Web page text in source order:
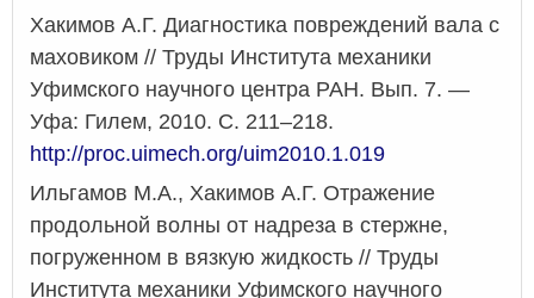
Хакимов А.Г. Диагностика повреждений вала с
маховиком // Труды Института механики
Уфимского научного центра РАН. Вып. 7. —
Уфа: Гилем, 2010. С. 211–218.
http://proc.uimech.org/uim2010.1.019
Ильгамов М.А., Хакимов А.Г. Отражение
продольной волны от надреза в стержне,
погруженном в вязкую жидкость // Труды
Института механики Уфимского научного